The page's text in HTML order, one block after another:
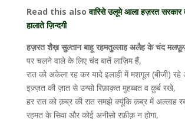
Read this also वारिसे उलूमे आला हज़रत सरकार
हालाते ज़िन्दगी
हज़रत शैख़ सुल्तान बाहू रहमतुल्लाह अलैह के चंद
पर चलने वाले के लिए चंद बातें लाज़िम हैं,
रात को अकेला रह कर यादे इलाही में मशगूल (बीजी) रहे
इज़्ज़त की ज़ात से उन्सो रिफ़ाक़त मुहब्बत व क़ुर्ब रखे,
हर रात को क़ब्र की रात समझे क्यूंकि क़ब्र में अल्लाह
रहमत के सिवा और कोई अनीसो रफ़ीक़ न होगा,